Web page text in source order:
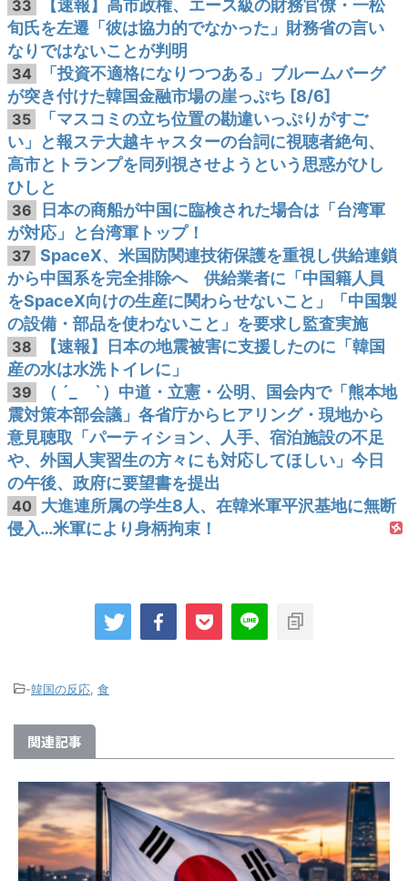
33
【速報】高市政権、エース級の財務官僚・一松
旬氏を左遷「彼は協力的でなかった」財務省の言い
なりではないことが判明
34
「投資不適格になりつつある」ブルームバーグ
が突き付けた韓国金融市場の崖っぷち [8/6]
35
「マスコミの立ち位置の勘違いっぷりがすご
い」と報ステ大越キャスターの台詞に視聴者絶句、
高市とトランプを同列視させようという思惑がひし
ひしと
36
日本の商船が中国に臨検された場合は「台湾軍
が対応」と台湾軍トップ！
37 SpaceX、米国防関連技術保護を重視し供給連鎖
から中国系を完全排除へ 供給業者に「中国籍人員
をSpaceX向けの生産に関わらせないこと」「中国製
の設備・部品を使わないこと」を要求し監査実施
38
【速報】日本の地震被害に支援したのに「韓国
産の水は水洗トイレに」
39
（ ´_ゝ`）中道・立憲・公明、国会内で「熊本地
震対策本部会議」各省庁からヒアリング・現地から
意見聴取「パーティション、人手、宿泊施設の不足
や、外国人実習生の方々にも対応してほしい」今日
の午後、政府に要望書を提出
40 大進連所属の学生8人、在韓米軍平沢基地に無断
侵入…米軍により身柄拘束！
-韓国の反応 食
関連記事